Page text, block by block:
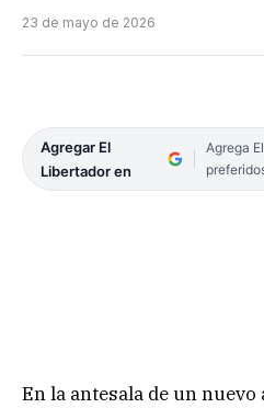
23 de mayo de 2026
Agregar El
Libertador en
Agrega
En la antesala de un